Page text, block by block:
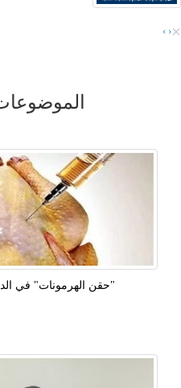
‹
› ×
"حقن الهرمونات" في